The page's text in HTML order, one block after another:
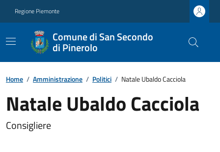
Regione Piemonte
Comune di San Secondo
di Pinerolo
Home / Amministrazione / Politici / Natale Ubaldo Cacciola
Natale Ubaldo Cacciola
Consigliere